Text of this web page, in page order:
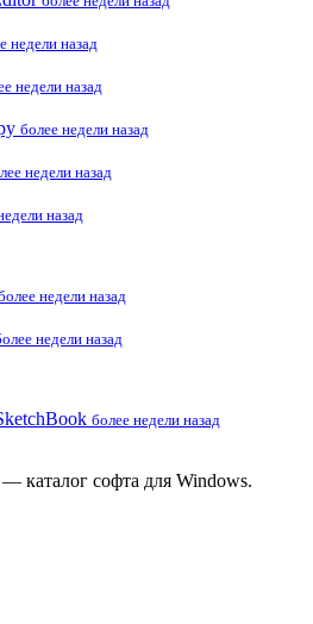
недели назад
недели назад
более недели назад
недели назад
назад
недели назад
недели назад
более недели назад
каталог софта для Windows.